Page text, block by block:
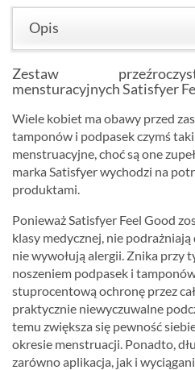
Opis
Zestaw
mensturacyjnych Satisfyer
Wiele kobiet ma obawy przed
tamponów i podpasek czymś
menstruacyjne, choć są one
marka Satisfyer wychodzi na
produktami.
Ponieważ Satisfyer Feel Good
klasy medycznej, nie
nie wywołują alergii. Znika przy
noszeniem podpasek i
stuprocentową ochronę przez
praktycznie niewyczuwalne
temu zwiększa się pewność
okresie menstruacji. Ponadto,
zarówno aplikacja, jak i